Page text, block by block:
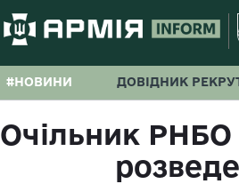
#НОВИНИ ДОВІДНИК
Очільник РНБО